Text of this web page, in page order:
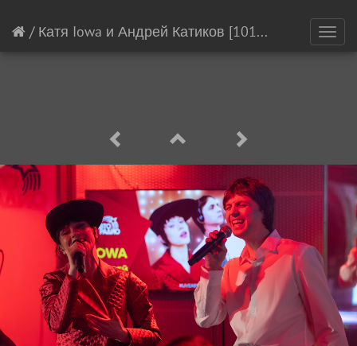
/ Катя Iowa и Андрей Катиков [1016/21145]